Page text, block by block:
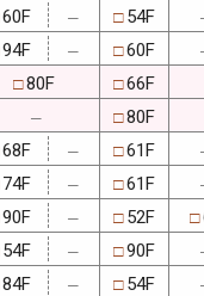
60F ─ □ 54F
94F ─ □60F
□80F □66F
─ □80F
68F ─ □61F
74F ─ □61F
90F ─ □ 52F □
54F ─ □90F
84F ─ □ 54F